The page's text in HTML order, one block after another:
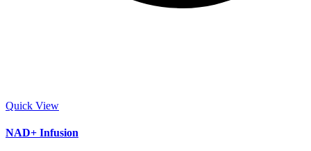
Quick View
NAD+ Infusion